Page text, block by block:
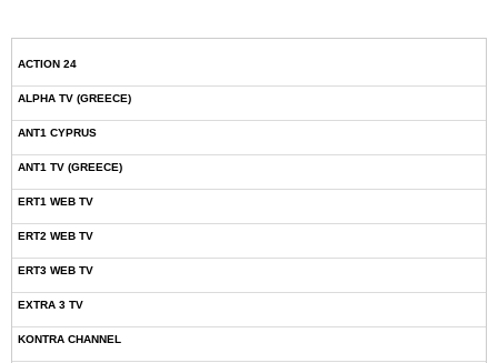
ACTION 24
ALPHA TV (GREECE)
ANT1 CYPRUS
ANT1 TV (GREECE)
ERT1 WEB TV
ERT2 WEB TV
ERT3 WEB TV
EXTRA 3 TV
KONTRA CHANNEL